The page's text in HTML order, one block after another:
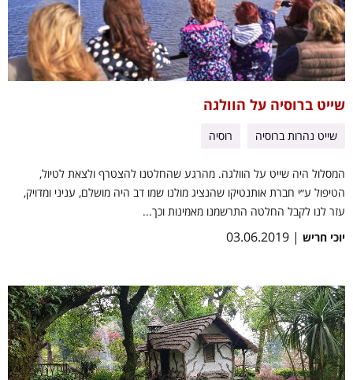
שייט ברוסיה על הוולגה
שייט נהרות ברוסיה רוסיה
המסלול היה שייט על הוולגה. מהרגע שהחלטנו להצטרף ולצאת לטיול,
הטיפול ע״י חברת אותנטיקו שהנציג מולנו שמו דב היה מושלם, עניני ומדויק,
עזר לנו לקבל החלטה התרשמנו מאמינות וכך...
יוכי חריש | 03.06.2019